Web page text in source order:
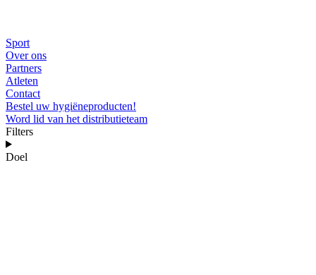
Sport
Over ons
Partners
Atleten
Contact
Bestel uw hygiëneproducten!
Word lid van het distributieteam
Filters
Doel